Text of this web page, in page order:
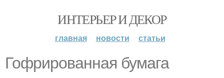
ИНТЕРЬЕР И ДЕКОР
главная новости статьи
Гофрированная бумага